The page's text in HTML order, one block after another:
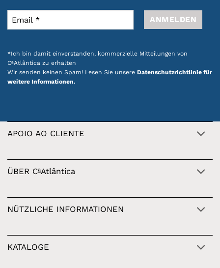
*Ich bin damit einverstanden, kommerzielle Mitteilungen von
CªAtlântica zu erhalten
Wir senden keinen Spam! Lesen Sie unsere Datenschutzrichtlinie für
weitere Informationen.
APOIO AO CLIENTE
ÜBER CªAtlântica
NÜTZLICHE INFORMATIONEN
KATALOGE